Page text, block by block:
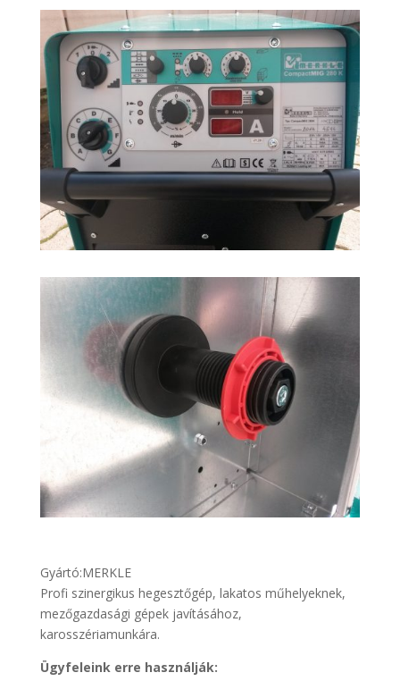
Gyártó:MERKLE
Profi szinergikus hegesztőgép, lakatos műhelyeknek,
mezőgazdasági gépek javításához,
karosszériamunkára.
Ügyfeleink erre használják: